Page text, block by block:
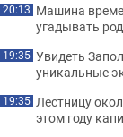
20:13 Машина
угадывать
19:35 Увидеть
уникальные
19:35 Лестницу
этом году